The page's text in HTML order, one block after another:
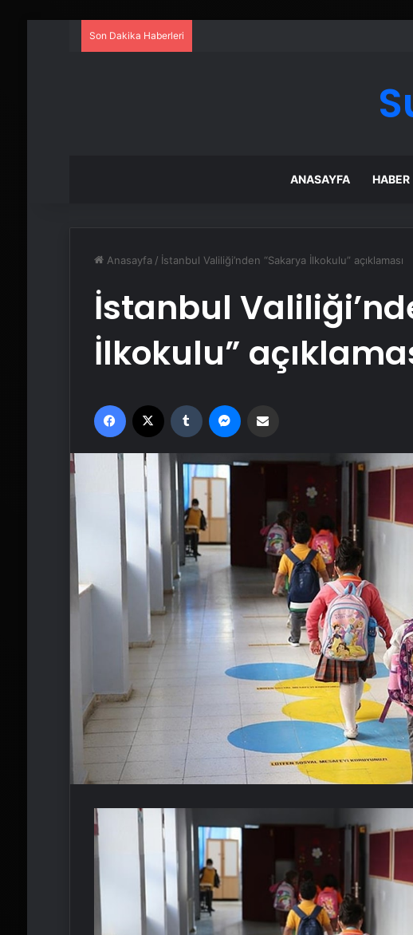
Son Dakika Haberleri
ANASAYFA HABER
Anasayfa / İstanbul Valiliği’nden “Sakarya İlkokulu” açıklaması
İstanbul
İlkokulu”
Facebook Tumblr